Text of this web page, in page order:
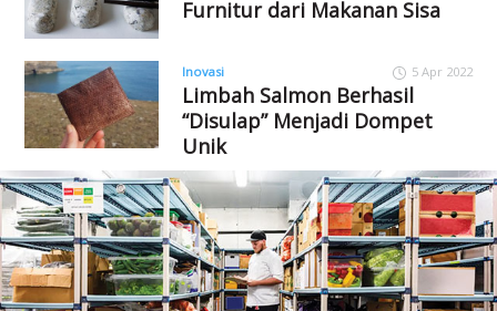
Furnitur dari Makanan Sisa
Inovasi 5 Apr 2022
Limbah Salmon Berhasil
“Disulap” Menjadi Dompet
Unik